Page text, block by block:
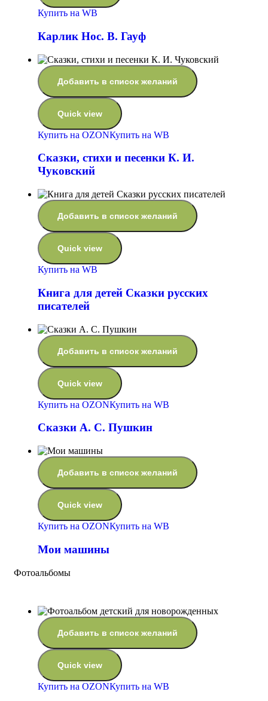
Купить на WB
Карлик Нос. В. Гауф
Добавить в список желаний
Quick view
Купить на OZONКупить на WB
Сказки, стихи и песенки К. И.
Чуковский
Добавить в список желаний
Quick view
Купить на WB
Книга для детей Сказки русских
писателей
Добавить в список желаний
Quick view
Купить на OZONКупить на WB
Сказки А. С. Пушкин
Добавить в список желаний
Quick view
Купить на OZONКупить на WB
Мои машины
Фотоальбомы
Добавить в список желаний
Quick view
Купить на OZONКупить на WB